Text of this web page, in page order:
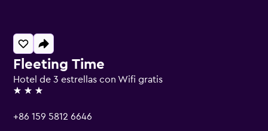
Fleeting Time
Hotel de 3 estrellas con Wifi gratis
3 estrellas
+86 159 5812 6646